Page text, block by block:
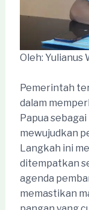
Oleh: Yulianus
Pemerintah
dalam
Papua
mewujudkan
Langkah ini
ditempatkan
agenda
memastikan